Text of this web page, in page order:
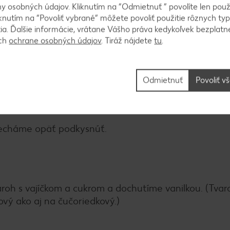
a necháme podkysnúť. Do misky dáme múku,
premiesime, aby sa ingrediencie spojili. Potom
by sa lepilo, môžeme prisypať trochu múky.
opäť podkysnúť.
s vajíčkom a cukrom a dochutíme vanilkou.
ako aj na čučoriedkový.)
osobných údajov. Kliknutím na “Odmietnuť ” povolíte len
na “Povoliť vybrané” môžete povoliť použitie rôznych
Ďalšie informácie, vrátane Vášho práva kedykoľvek
ochrane osobných údajov. Tiráž nájdetetu.
Odmietnuť Povoliť